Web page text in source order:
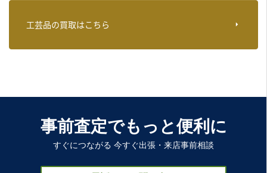
工芸品の買取はこちら
事前査定でもっと便利に
すぐにつながる 今すぐ出張・来店事前相談